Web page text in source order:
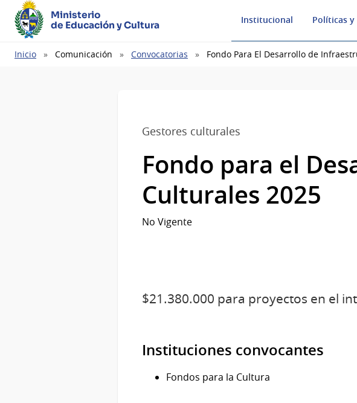
Ministerio
de Educación y Cultura
Institucional Políticas y
Ruta
Inicio Comunicación Convocatorias Fondo Para El Desarrollo de
Gestores culturales
Fondo para el
Culturales 2025
No Vigente
$21.380.000 para proyectos en el
Instituciones convocantes
Fondos para la Cultura